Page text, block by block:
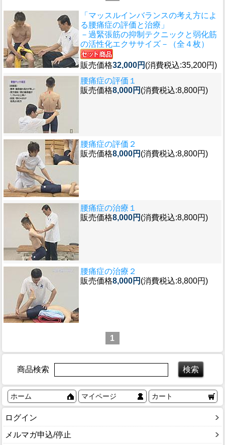
「マッスルインバランスの考え方によ
る腰痛症の評価と治療」
－過緊張筋の抑制テクニックと弱化筋
の活性化エクササイズ－（全４枚）
販売価格32,000円 (消費税込:35,200円)
腰痛症の評価１
販売価格8,000円 (消費税込:8,800円)
腰痛症の評価２
販売価格8,000円 (消費税込:8,800円)
腰痛症の治療１
販売価格8,000円 (消費税込:8,800円)
腰痛症の治療２
販売価格8,000円 (消費税込:8,800円)
1
商品検索
ホーム マイページ カート
ログイン
メルマガ申込/停止